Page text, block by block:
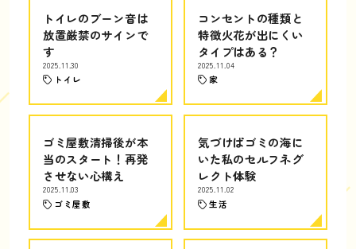
トイレのブーン音は
放置厳禁のサインで
す
2025.11.30
トイレ
コンセントの種類と
特徴火花が出にくい
タイプはある？
2025.11.04
家
ゴミ屋敷清掃後が本
当のスタート！再発
させない心構え
2025.11.03
ゴミ屋敷
気づけばゴミの海に
いた私のセルフネグ
レクト体験
2025.11.02
生活